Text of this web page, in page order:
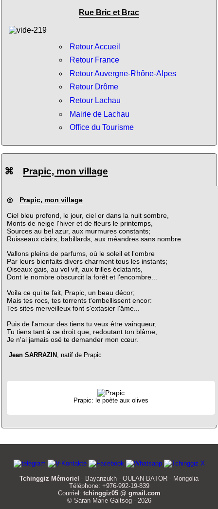
Rue Bric et Brac
Retour Accueil
Retour France
Retour Auvergne-Rhône-Alpes
Retour Drôme
Retour Lachau
Mairie de Lachau
Office du Tourisme
⌘ Prapic, mon village
◎ Prapic, mon village
Ciel bleu profond, le jour, ciel or dans la nuit sombre,
Monts de neige l'hiver et de fleurs le printemps,
Sources au bel azur, aux murmures constants;
Ruisseaux clairs, babillards, aux méandres sans nombre.
Vallons pleins de parfums, où le soleil et l'ombre
Par leurs bienfaits divers charment tous les instants;
Oiseaux gais, au vol vif, aux trilles éclatants,
Dont le nombre obscurcit la forêt et l'encombre...
Voila ce qui te fait, Prapic, un beau décor;
Mais tes rocs, tes torrents t'embellissent encor:
Tes sites merveilleux font s'extasier l'âme...
Puis de l'amour des tiens tu veux être vainqueur,
Tu tiens tant à ce droit que, redoutant ton blâme,
Je n'ai jamais osé te demander mon cœur.
Jean SARRAZIN , natif de Prapic
Prapic: le poète aux olives
Tchinggiz Mémoriel - Bayanzukh - OULAN-BATOR - Mongolia
Téléphone: +976-992-19-839
Courriel: tchinggiz05 @ gmail.com
© Saran Marie Galtsog - 2026